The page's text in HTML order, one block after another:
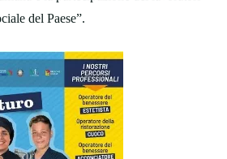
del Paese”.